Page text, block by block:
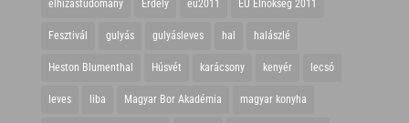
elhízástudomány Erdély eu2011 EU Elnökség 2011
Fesztivál gulyás gulyásleves hal halászlé
Heston Blumenthal Húsvét karácsony kenyér lecsó
leves liba Magyar Bor Akadémia magyar konyha